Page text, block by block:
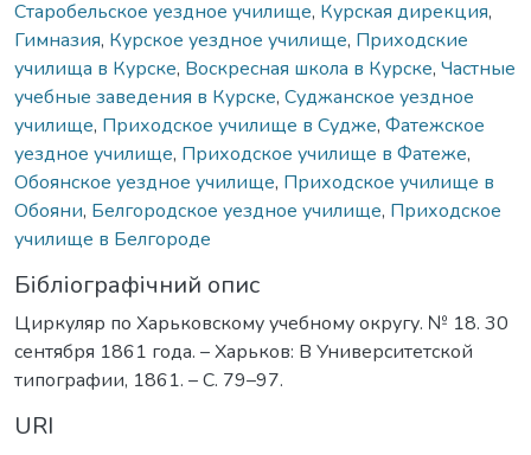
Старобельское уездное училище, Курская дирекция,
Гимназия, Курское уездное училище, Приходские
училища в Курске, Воскресная школа в Курске, Частные
учебные заведения в Курске, Суджанское уездное
училище, Приходское училище в Судже, Фатежское
уездное училище, Приходское училище в Фатеже,
Обоянское уездное училище, Приходское училище в
Обояни, Белгородское уездное училище, Приходское
училище в Белгороде
Бібліографічний опис
Циркуляр по Харьковскому учебному округу. № 18. 30
сентября 1861 года. – Харьков: В Университетской
типографии, 1861. – С. 79–97.
URI